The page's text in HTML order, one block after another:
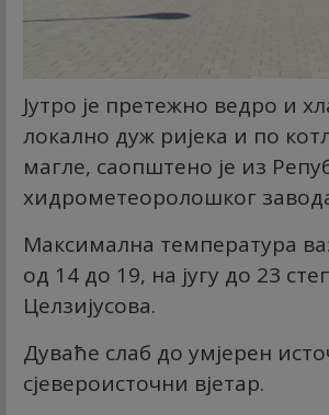
Јутро је претежно ведро и
локално дуж ријека и по
магле, саопштено је из
хидрометеоролошког
Максимална температура
од 14 до 19, на југу до 23
Целзијусова.
Дуваће слаб до умјерен
сјевероисточни вјетар.